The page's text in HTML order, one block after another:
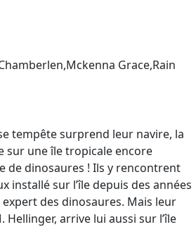
Grace,Rain
tempête surprend leur navire, la
sur une île tropicale encore
de dinosaures ! Ils y rencontrent
installé sur l’île depuis des années
des dinosaures. Mais leur
arrive lui aussi sur l’île